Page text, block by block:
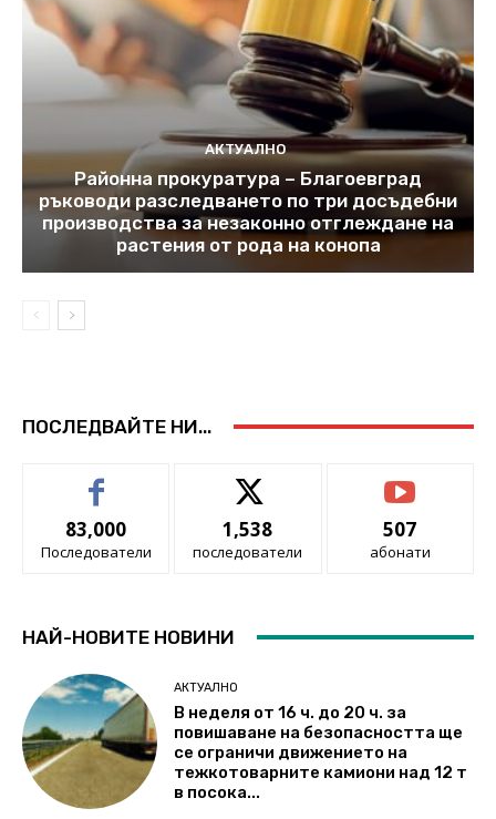
АКТУАЛНО
Районна прокуратура – Благоевград
ръководи разследването по три досъдебни
производства за незаконно отглеждане на
растения от рода на конопа
ПОСЛЕДВАЙТЕ НИ...
83,000
Последователи
1,538
последователи
507
абонати
НАЙ-НОВИТЕ НОВИНИ
АКТУАЛНО
В неделя от 16 ч. до 20 ч. за
повишаване на безопасността ще
се ограничи движението на
тежкотоварните камиони над 12 т
в посока...